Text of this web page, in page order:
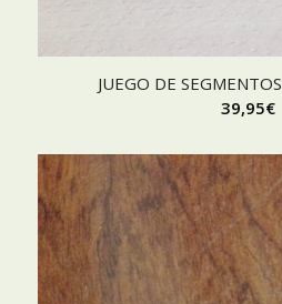
JUEGO DE
39,95€